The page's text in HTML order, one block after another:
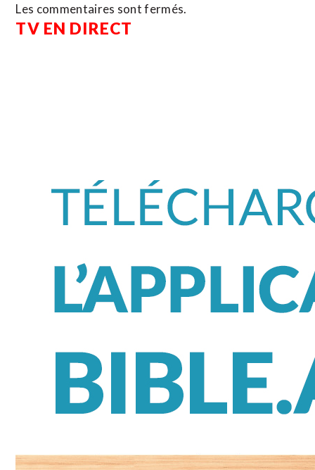
Les commentaires sont fermés.
TV EN DIRECT